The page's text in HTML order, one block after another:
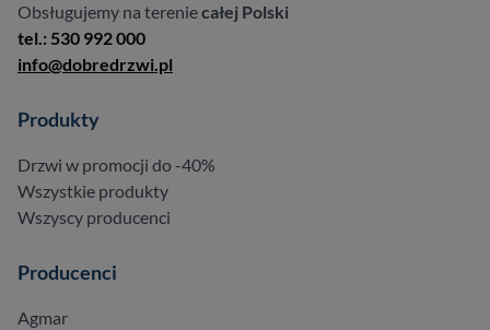
Obsługujemy na tereniecałej Polski
tel.: 530 992 000
info@dobredrzwi.pl
Produkty
Drzwi w promocji do -40%
Wszystkie produkty
Wszyscy producenci
Producenci
Agmar